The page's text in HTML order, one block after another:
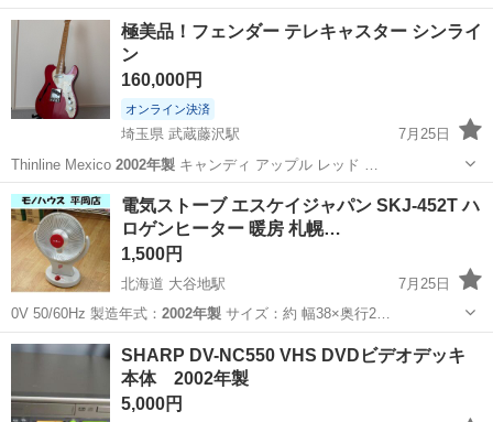
やカップルとの応募OK◎年間休日129日＆休出なしでプライベート充
実♪業務はクリーンルームで快適作業◎自社正社員登用制度あり★1食
300円～の格安食堂あり！《佐...
佐賀 伊万里市 東山代駅 その他
極美品！フェンダー テレキャスター シンライ
ン
160,000円
オンライン決済
埼玉県 武蔵藤沢駅
7月25日
Thinline Mexico 2002年製 キャンディ アップル レッド …
埼玉 入間市 武蔵藤沢駅 弦楽器、ギター
テレキャスター
電気ストーブ エスケイジャパン SKJ-452T ハ
ロゲンヒーター 暖房 札幌…
1,500円
北海道 大谷地駅
7月25日
0V 50/60Hz 製造年式： 2002年製 サイズ：約 幅38×奥行2…
北海道 札幌市 SKJ
SHARP DV-NC550 VHS DVDビデオデッキ
本体 2002年製
5,000円